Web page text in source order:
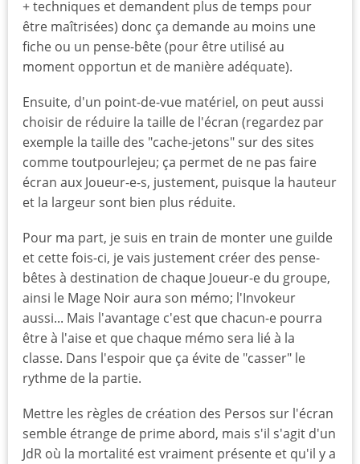
+ techniques et demandent plus de temps pour
être maîtrisées) donc ça demande au moins une
fiche ou un pense-bête (pour être utilisé au
moment opportun et de manière adéquate).
Ensuite, d'un point-de-vue matériel, on peut aussi
choisir de réduire la taille de l'écran (regardez par
exemple la taille des "cache-jetons" sur des sites
comme toutpourlejeu; ça permet de ne pas faire
écran aux Joueur-e-s, justement, puisque la hauteur
et la largeur sont bien plus réduite.
Pour ma part, je suis en train de monter une guilde
et cette fois-ci, je vais justement créer des pense-
bêtes à destination de chaque Joueur-e du groupe,
ainsi le Mage Noir aura son mémo; l'Invokeur
aussi... Mais l'avantage c'est que chacun-e pourra
être à l'aise et que chaque mémo sera lié à la
classe. Dans l'espoir que ça évite de "casser" le
rythme de la partie.
Mettre les règles de création des Persos sur l'écran
semble étrange de prime abord, mais s'il s'agit d'un
JdR où la mortalité est vraiment présente et qu'il y a